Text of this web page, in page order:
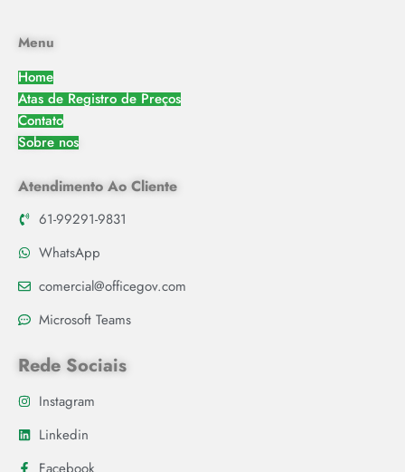
Menu
Home
Atas de Registro de Preços
Contato
Sobre nos
Atendimento Ao Cliente
61-99291-9831
WhatsApp
comercial@officegov.com
Microsoft Teams
Rede Sociais
Instagram
Linkedin